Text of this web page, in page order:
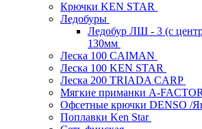
Крючки KEN STAR
Ледобуры
Ледобур ЛШ - 3 (с
130мм
Леска 100 CAIMAN
Леска 100 KEN STAR
Леска 200 TRIADA CARP
Мягкие приманки A-FACTOR
Офсетные крючки DENSO /
Поплавки Ken Star